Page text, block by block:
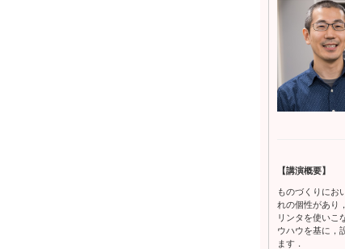
【講演概要】
ものづくりにお
れの個性があり
リンタを使いこ
ウハウを基に，
ます．